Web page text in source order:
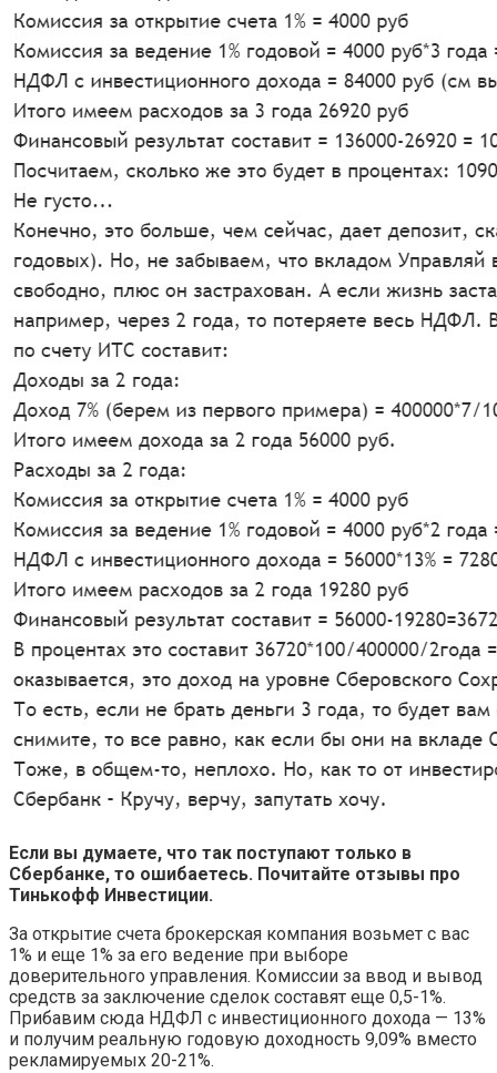
Если вы думаете, что так поступают только в
Сбербанке, то ошибаетесь. Почитайте отзывы про
Тинькофф Инвестиции.
За открытие счета брокерская компания возьмет с вас
1% и еще 1% за его ведение при выборе
доверительного управления. Комиссии за ввод и вывод
средств за заключение сделок составят еще 0,5-1%.
Прибавим сюда НДФЛ с инвестиционного дохода — 13%
и получим реальную годовую доходность 9,09% вместо
рекламируемых 20-21%.